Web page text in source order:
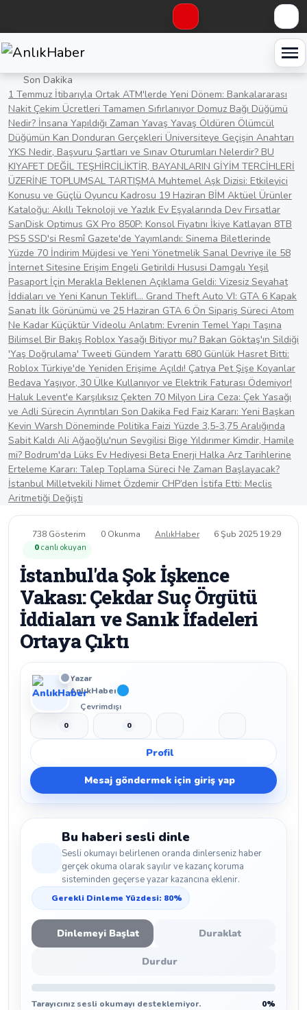
Haberleri keşfetGiriş YapKayıt Ol
Son Dakika
1 Temmuz İtibarıyla Ortak ATM'lerde Yeni Dönem: Bankalararası
Nakit Çekim Ücretleri Tamamen Sıfırlanıyor Domuz Bağı Düğümü
Nedir? İnsana Yapıldığı Zaman Yavaş Yavaş Öldüren Ölümcül
Düğümün Kan Donduran Gerçekleri Üniversiteye Geçişin Anahtarı
YKS Nedir, Başvuru Şartları ve Sınav Oturumları Nelerdir? BU
KIYAFET DEĞİL TEŞHİRCİLİKTİR, BAYANLARIN GİYİM TERCİHLERİ
ÜZERİNE TOPLUMSAL TARTIŞMA Muhtemel Aşk Dizisi: Etkileyici
Konusu ve Güçlü Oyuncu Kadrosu 19 Haziran BİM Aktüel Ürünler
Kataloğu: Akıllı Teknoloji ve Yazlık Ev Eşyalarında Dev Fırsatlar
SanDisk Optimus GX Pro 850P: Konsol Fiyatını İkiye Katlayan 8TB
PS5 SSD'si Resmî Gazete'de Yayımlandı: Sinema Biletlerinde
Yüzde 70 İndirim Müjdesi ve Yeni Yönetmelik Sanal Devriye ile 58
İnternet Sitesine Erişim Engeli Getirildi Hususi Damgalı Yeşil
Pasaport İçin Merakla Beklenen Açıklama Geldi: Vizesiz Seyahat
İddiaları ve Yeni Kanun Teklifl... Grand Theft Auto VI: GTA 6 Kapak
Sanatı İlk Görünümü ve 25 Haziran GTA 6 Ön Sipariş Süreci Atom
Ne Kadar Küçüktür Videolu Anlatım: Evrenin Temel Yapı Taşına
Bilimsel Bir Bakış Roblox Yasağı Bitiyor mu? Bakan Göktaş'ın Sildiği
'Yaş Doğrulama' Tweeti Gündem Yarattı 680 Günlük Hasret Bitti:
Roblox Türkiye'de Yeniden Erişime Açıldı! Çatıya Pet Şişe Koyanlar
Bedava Yaşıyor, 30 Ülke Kullanıyor ve Elektrik Faturası Ödemiyor!
Haluk Levent'e Karşılıksız Çekten 70 Milyon Lira Ceza: Çek Yasağı
ve Adli Sürecin Ayrıntıları Son Dakika Fed Faiz Kararı: Yeni Başkan
Kevin Warsh Döneminde Politika Faizi Yüzde 3,5-3,75 Aralığında
Sabit Kaldı Ali Ağaoğlu'nun Sevgilisi Bige Yıldırımer Kimdir, Hamile
mi? Bodrum'da Lüks Ev Hediyesi Beta Enerji Halka Arz Tarihlerine
Erteleme Kararı: Talep Toplama Süreci Ne Zaman Başlayacak?
İstanbul Milletvekili Nimet Özdemir CHP’den İstifa Etti: Meclis
Aritmetiği Değişti
738 Gösterim 0 Okunma AnlıkHaber 6 Şub 2025 19:29
0canlı okuyan
İstanbul'da Şok İşkence
Vakası: Çekdar Suç Örgütü
İddiaları ve Sanık İfadeleri
Ortaya Çıktı
Yazar
AnlıkHaber
Çevrimdışı
Beğen
0 Beğenmeme
0
Profil
Mesaj göndermek için giriş yap
Bu haberi sesli dinle
Sesli okumayı belirlenen oranda dinlerseniz haber
gerçek okuma olarak sayılır ve kazanç koruma
sisteminden geçerse yazar kazancına eklenir.
Gerekli Dinleme Yüzdesi: 80%
Dinlemeyi Başlat Duraklat
Durdur
Tarayıcınız sesli okumayı desteklemiyor. 0%